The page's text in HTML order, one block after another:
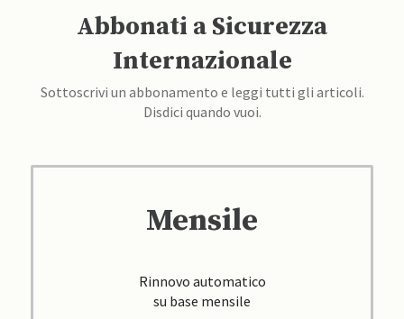
Abbonati a Sicurezza
Internazionale
Sottoscrivi un abbonamento e leggi tutti gli articoli.
Disdici quando vuoi.
Mensile
Rinnovo automatico
su base mensile